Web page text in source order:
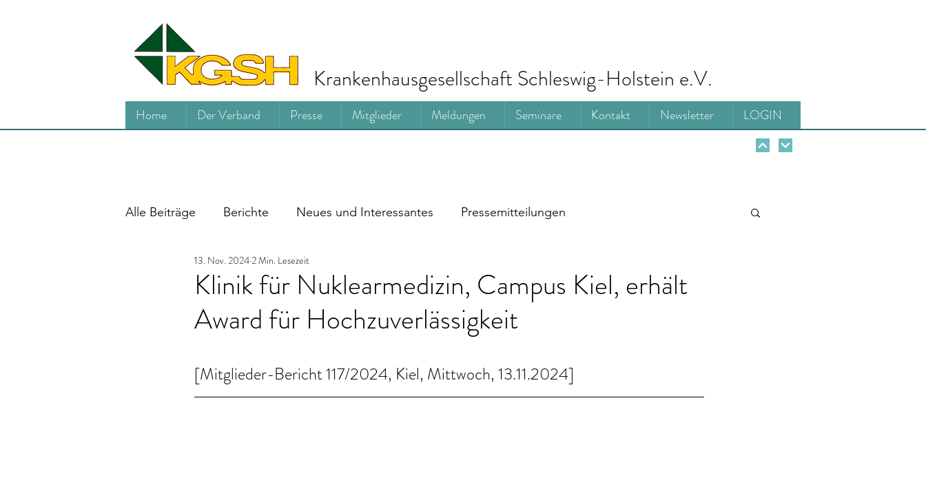
Home Der Verband Presse Mitglieder Meldungen Seminare Kontakt Newsletter LOGIN
Krankenhausgesellschaft Schleswig-Holstein e.V.
Alle Beiträge Berichte Neues und Interessantes Pressemitteilungen
Klinik für Nuklearmedizin, Campus Kiel, erhält
Award für Hochzuverlässigkeit
13. Nov. 20242 Min. Lesezeit
[Mitglieder-Bericht 117/2024, Kiel, Mittwoch, 13.11.2024]